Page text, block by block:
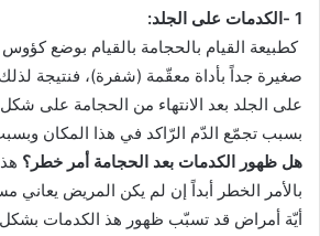
1 -الكدمات على الجلد:
كطبيعة القيام بالحجامة بالقيام بوضع
صغيرة جداً بأداة معقّمة (شفرة)، فنتيجة
على الجلد بعد الانتهاء من الحجامة على شكل
بسبب تجمّع الدّم الرّاكد في هذا المكان
هل ظهور الكدمات بعد الحجامة أمر خطر؟
بالأمر الخطر أبداً إن لم يكن المريض
أيّة أمراض قد تسبّب ظهور هذ الكدمات بشكل